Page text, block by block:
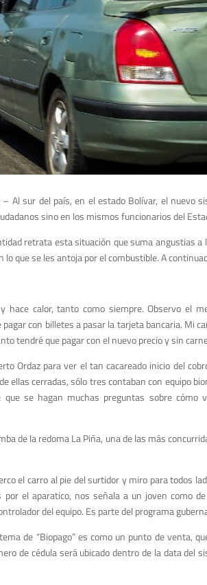
– Al sur del país, en el estado Bolívar, el nuevo
sino en los mismos funcionarios del
retrata esta situación que suma angustias a
lo quese les antojapor el combustible.A
y hace calor, tanto como siempre. Observo el
con billetes a pasar la tarjeta bancaria. Mi
nto tendré que pagar con el nuevo precio y sin
Ordaz para ver el tan cacareado inicio del
ellas cerradas, sólo trescontaban con equipo
se hagan muchas preguntas sobre
de la redoma La Piña, una de las más
el carroal pie del surtidor y miro para todos
por el aparatico, nos señala a un joven como
del equipo. Es parte del programa
de “Biopago”es como un punto de venta,
de cédula será ubicado dentro de la data del